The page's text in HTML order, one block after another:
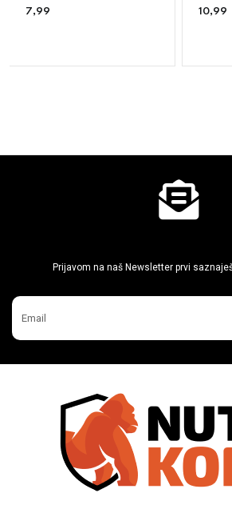
7,99 10,99
Prijavom na naš Newsletter prvi